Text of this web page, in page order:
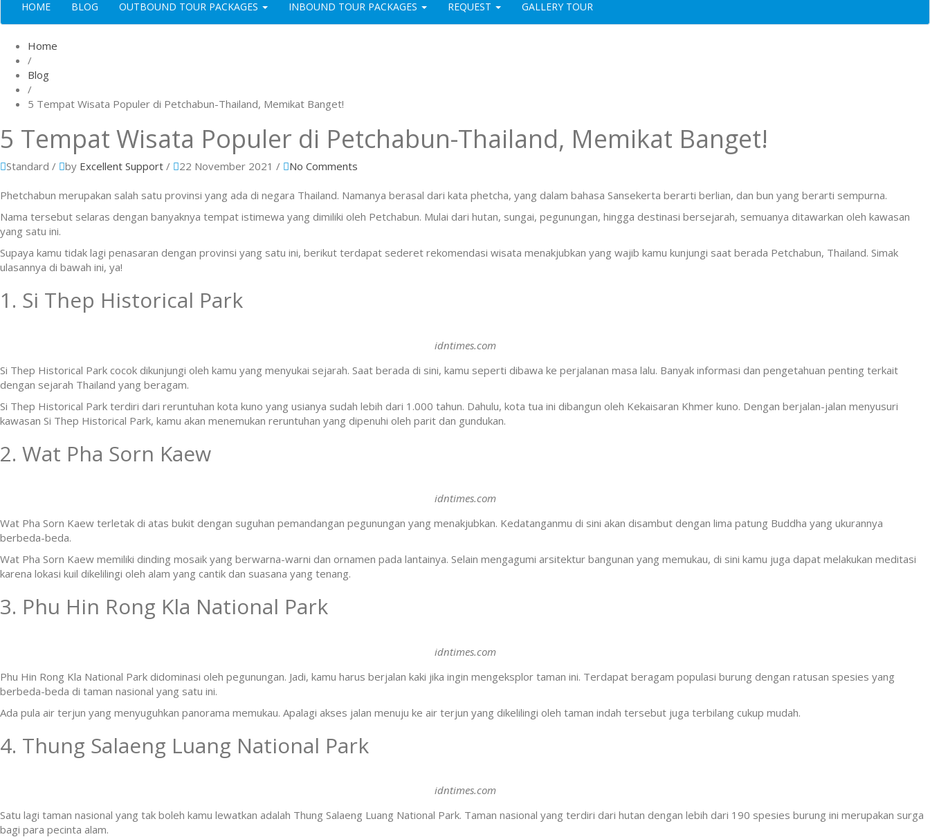
HOME BLOG OUTBOUND TOUR PACKAGES INBOUND TOUR PACKAGES REQUEST GALLERY TOUR
Home
/
Blog
/
5 Tempat Wisata Populer di Petchabun-Thailand, Memikat Banget!
5 Tempat Wisata Populer di Petchabun-Thailand, Memikat Banget!
Standard / by Excellent Support / 22 November 2021 / No Comments
Phetchabun merupakan salah satu provinsi yang ada di negara Thailand. Namanya berasal dari kata phetcha, yang dalam bahasa Sansekerta berarti berlian, dan bun yang berarti sempurna.
Nama tersebut selaras dengan banyaknya tempat istimewa yang dimiliki oleh Petchabun. Mulai dari hutan, sungai, pegunungan, hingga destinasi bersejarah, semuanya ditawarkan oleh kawasan
yang satu ini.
Supaya kamu tidak lagi penasaran dengan provinsi yang satu ini, berikut terdapat sederet rekomendasi wisata menakjubkan yang wajib kamu kunjungi saat berada Petchabun, Thailand. Simak
ulasannya di bawah ini, ya!
1. Si Thep Historical Park
idntimes.com
Si Thep Historical Park cocok dikunjungi oleh kamu yang menyukai sejarah. Saat berada di sini, kamu seperti dibawa ke perjalanan masa lalu. Banyak informasi dan pengetahuan penting terkait
dengan sejarah Thailand yang beragam.
Si Thep Historical Park terdiri dari reruntuhan kota kuno yang usianya sudah lebih dari 1.000 tahun. Dahulu, kota tua ini dibangun oleh Kekaisaran Khmer kuno. Dengan berjalan-jalan menyusuri
kawasan Si Thep Historical Park, kamu akan menemukan reruntuhan yang dipenuhi oleh parit dan gundukan.
2. Wat Pha Sorn Kaew
idntimes.com
Wat Pha Sorn Kaew terletak di atas bukit dengan suguhan pemandangan pegunungan yang menakjubkan. Kedatanganmu di sini akan disambut dengan lima patung Buddha yang ukurannya
berbeda-beda.
Wat Pha Sorn Kaew memiliki dinding mosaik yang berwarna-warni dan ornamen pada lantainya. Selain mengagumi arsitektur bangunan yang memukau, di sini kamu juga dapat melakukan meditasi
karena lokasi kuil dikelilingi oleh alam yang cantik dan suasana yang tenang.
3. Phu Hin Rong Kla National Park
idntimes.com
Phu Hin Rong Kla National Park didominasi oleh pegunungan. Jadi, kamu harus berjalan kaki jika ingin mengeksplor taman ini. Terdapat beragam populasi burung dengan ratusan spesies yang
berbeda-beda di taman nasional yang satu ini.
Ada pula air terjun yang menyuguhkan panorama memukau. Apalagi akses jalan menuju ke air terjun yang dikelilingi oleh taman indah tersebut juga terbilang cukup mudah.
4. Thung Salaeng Luang National Park
idntimes.com
Satu lagi taman nasional yang tak boleh kamu lewatkan adalah Thung Salaeng Luang National Park. Taman nasional yang terdiri dari hutan dengan lebih dari 190 spesies burung ini merupakan surga
bagi para pecinta alam.